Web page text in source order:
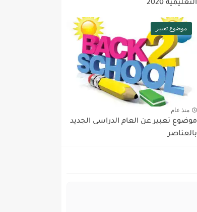
التعليمية 2020
موضوع تعبير
منذ عام
موضوع تعبير عن العام الدراسى الجديد
بالعناصر